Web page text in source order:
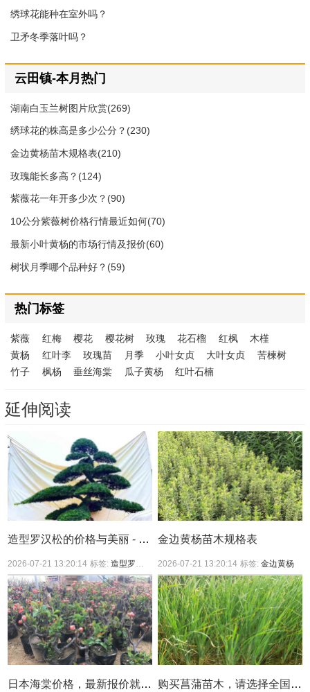
绣球花能种在室外吗？
卫矛冬季落叶吗？
云田镇-本月热门
湖南白玉兰树图片欣赏(269)
绣球花的株高是多少公分？(230)
金边黄杨苗木规格表(210)
玫瑰能长多高？(124)
紫薇花一年开多少次？(90)
10公分紫薇树价格行情最近如何(70)
最新小叶黄杨的市场行情及报价(60)
树状月季哪个品种好？(59)
热门标签
紫薇 红梅 樱花 樱花树 玫瑰 花石榴 红枫
木槿
黄杨
红叶李 玫瑰苗 月季 小叶女贞 大叶女贞
苦楝树
竹子
枫杨 垂丝海棠 瓜子黄杨 红叶石楠
延伸阅读
造型罗汉松的价格与美丽 - 你值得拥有
2026-07-21 13:20:14 标签:造型罗汉松 造型罗汉松价格
金边黄杨苗木规格表
2026-07-21 13:20:14 标签:金边黄杨
日本海棠价格，最新报价就看华南最大花木产区 购买菖蒲苗木，请选择全国苗木集中产区，真正的价格低廉